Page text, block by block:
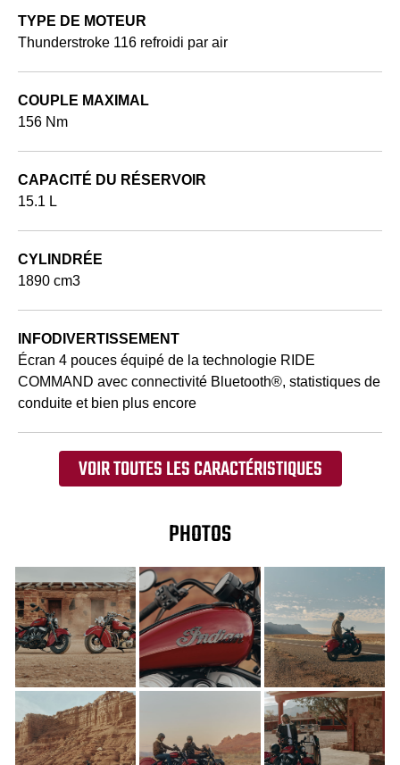
TYPE DE MOTEUR
Thunderstroke 116 refroidi par air
COUPLE MAXIMAL
156 Nm
CAPACITÉ DU RÉSERVOIR
15.1 L
CYLINDRÉE
1890 cm3
INFODIVERTISSEMENT
Écran 4 pouces équipé de la technologie RIDE
COMMAND avec connectivité Bluetooth®, statistiques de
conduite et bien plus encore
VOIR TOUTES LES CARACTÉRISTIQUES
PHOTOS